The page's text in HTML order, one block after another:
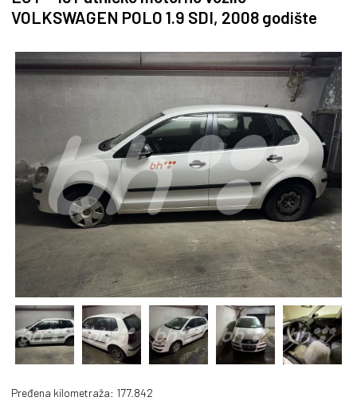
VOLKSWAGEN POLO 1.9 SDI, 2008 godište
PREVIOUS NEXT
Pređena kilometraža: 177.842